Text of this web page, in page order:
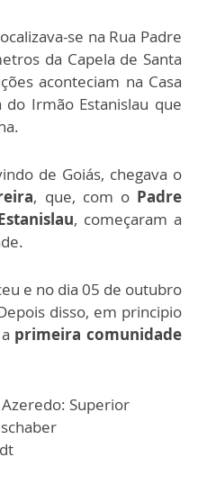
se na Rua Padre
da Capela de Santa
aconteciam na Casa
Irmão Estanislau que
de Goiás, chegava o
, que, com o Padre
, começaram a
e no dia 05 de outubro
disso, em principio
primeira comunidade
Azeredo: Superior